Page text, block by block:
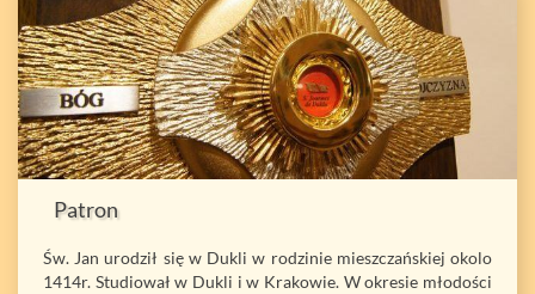
Patron
Św. Jan urodził się w Dukli w rodzinie mieszczańskiej okolo
1414r. Studiował w Dukli i w Krakowie. W okresie młodości